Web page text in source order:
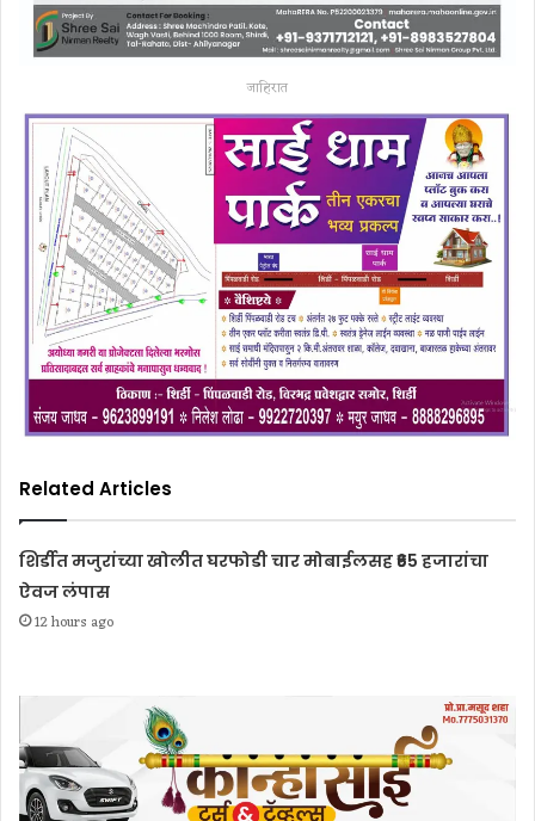
जाहिरात
Related Articles
शिर्डीत मजुरांच्या खोलीत घरफोडी चार मोबाईलसह ₹65 हजारांचा
ऐवज लंपास
12 hours ago